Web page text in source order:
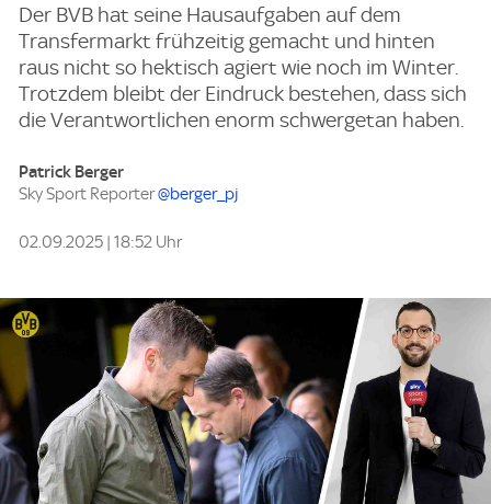
Der BVB hat seine Hausaufgaben auf dem
Transfermarkt frühzeitig gemacht und hinten
raus nicht so hektisch agiert wie noch im Winter.
Trotzdem bleibt der Eindruck bestehen, dass sich
die Verantwortlichen enorm schwergetan haben.
Patrick Berger
Sky Sport Reporter@berger_pj
02.09.2025 | 18:52 Uhr